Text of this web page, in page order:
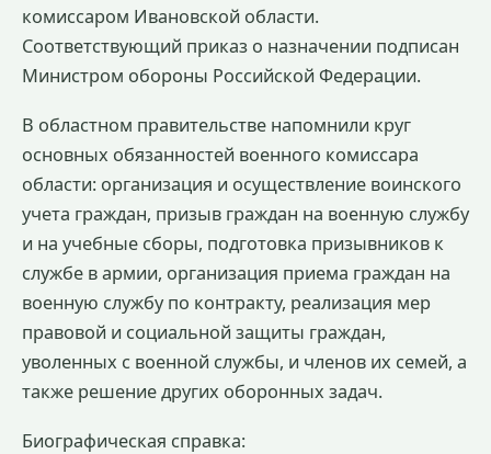
комиссаром Ивановской области.
Соответствующий приказ о назначении подписан
Министром обороны Российской Федерации.
В областном правительстве напомнили круг
основных обязанностей военного комиссара
области: организация и осуществление воинского
учета граждан, призыв граждан на военную службу
и на учебные сборы, подготовка призывников к
службе в армии, организация приема граждан на
военную службу по контракту, реализация мер
правовой и социальной защиты граждан,
уволенных с военной службы, и членов их семей, а
также решение других оборонных задач.
Биографическая справка: